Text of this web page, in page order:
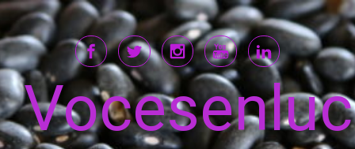
Saltar al contenido principal